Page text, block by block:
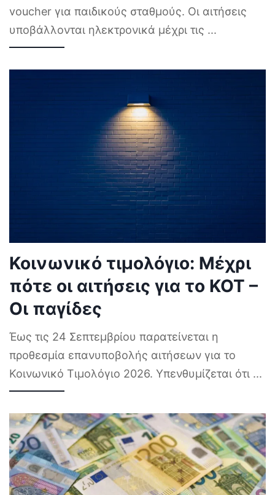
voucher για παιδικούς σταθμούς. Οι αιτήσεις
υποβάλλονται ηλεκτρονικά μέχρι τις ...
Κοινωνικό τιμολόγιο: Μέχρι
πότε οι αιτήσεις για το ΚΟΤ –
Οι παγίδες
Έως τις 24 Σεπτεμβρίου παρατείνεται η
προθεσμία επανυποβολής αιτήσεων για το
Κοινωνικό Τιμολόγιο 2026. Υπενθυμίζεται ότι ...